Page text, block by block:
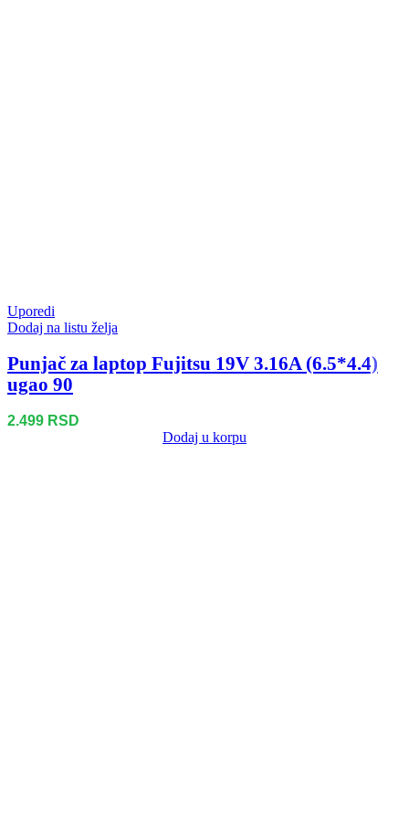
Uporedi
Dodaj na listu želja
Punjač za laptop Fujitsu 19V 3.16A (6.5*4.4)
ugao 90
2.499 RSD
Dodaj u korpu